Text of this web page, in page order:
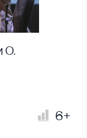
О.
6+